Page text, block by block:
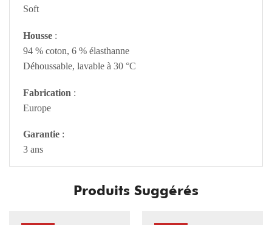
Soft
Housse :
94 % coton, 6 % élasthanne
Déhoussable, lavable à 30 °C
Fabrication :
Europe
Garantie :
3 ans
Produits Suggérés